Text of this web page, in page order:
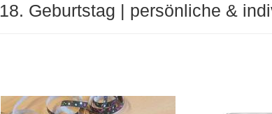
18. Geburtstag | persönliche &